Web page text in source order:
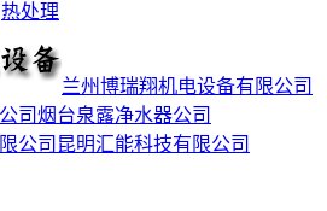
热处理
兰州博瑞翔机电设备有限公司
烟台泉露净水器公司
昆明汇能科技有限公司